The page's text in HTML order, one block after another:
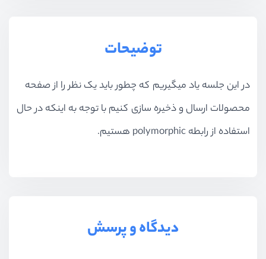
جداول ویژگی محصولات
پیاده سازی رابط ثبت ویژگی
پیاده سازی رابط ثبت ویژگی – بخش دوم
توضیحات
در این جلسه یاد میگیریم که چطور باید یک نظر را از صفحه
محصولات ارسال و ذخیره سازی کنیم با توجه به اینکه در حال
استفاده از رابطه polymorphic هستیم.
دیدگاه و پرسش